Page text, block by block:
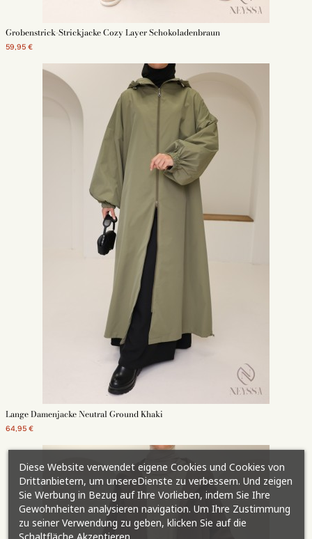
Grobenstrick-Strickjacke Cozy Layer Schokoladenbraun
59,95 €
Lange Damenjacke Neutral Ground Khaki
64,95 €
Diese Website verwendet eigene Cookies und Cookies von
Drittanbietern, um unsereDienste zu verbessern. Und zeigen
Sie Werbung in Bezug auf Ihre Vorlieben, indem Sie Ihre
Gewohnheiten analysieren navigation. Um Ihre Zustimmung
zu seiner Verwendung zu geben, klicken Sie auf die
Schaltfläche Akzeptieren.